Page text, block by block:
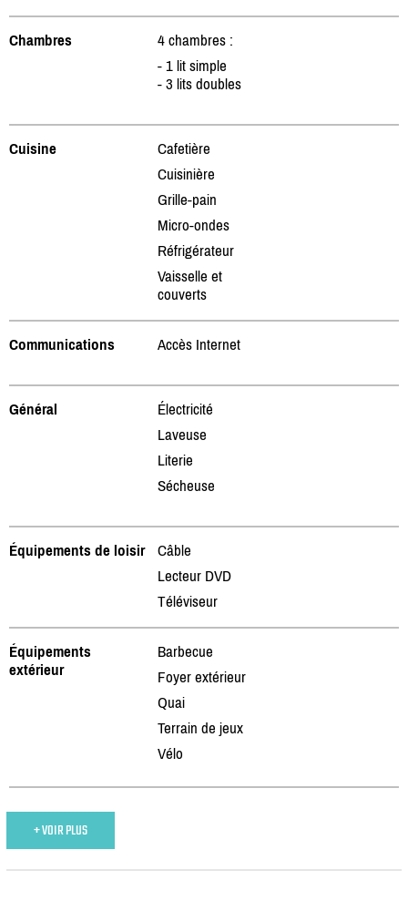
Chambres
4 chambres :
- 1 lit simple
- 3 lits doubles
Cuisine
Cafetière
Cuisinière
Grille-pain
Micro-ondes
Réfrigérateur
Vaisselle et
couverts
Communications Accès Internet
Général
Électricité
Laveuse
Literie
Sécheuse
Équipements de loisir
Câble
Lecteur DVD
Téléviseur
Équipements
extérieur
Barbecue
Foyer extérieur
Quai
Terrain de jeux
Vélo
+ VOIR PLUS